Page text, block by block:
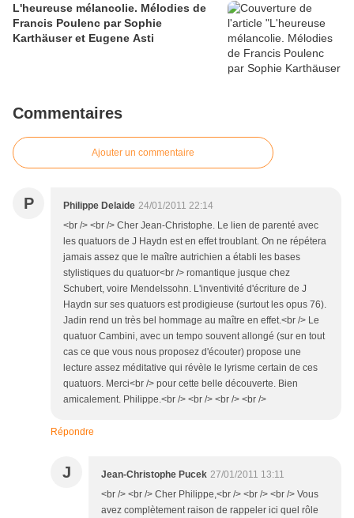
L'heureuse mélancolie. Mélodies de
Francis Poulenc par Sophie
Karthäuser et Eugene Asti
Commentaires
Ajouter un commentaire
P Philippe Delaide 24/01/2011 22:14
<br /> <br /> Cher Jean-Christophe. Le lien de parenté avec
les quatuors de J Haydn est en effet troublant. On ne répétera
jamais assez que le maître autrichien a établi les bases
stylistiques du quatuor<br /> romantique jusque chez
Schubert, voire Mendelssohn. L'inventivité d'écriture de J
Haydn sur ses quatuors est prodigieuse (surtout les opus 76).
Jadin rend un très bel hommage au maître en effet.<br /> Le
quatuor Cambini, avec un tempo souvent allongé (sur en tout
cas ce que vous nous proposez d'écouter) propose une
lecture assez méditative qui révèle le lyrisme certain de ces
quatuors. Merci<br /> pour cette belle découverte. Bien
amicalement. Philippe.<br /> <br /> <br /> <br />
Répondre
J Jean-Christophe Pucek 27/01/2011 13:11
<br /> <br /> Cher Philippe,<br /> <br /> <br /> Vous
avez complètement raison de rappeler ici quel rôle